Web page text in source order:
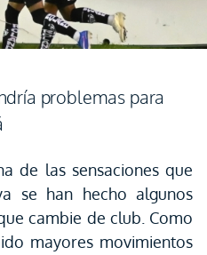
problemas para
de las sensaciones que
se han hecho algunos
cambie de club. Como
mayores movimientos